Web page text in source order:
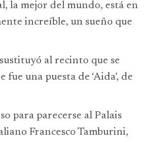
la mejor del mundo, está en
increíble, un sueño que
al recinto que se
una puesta de ‘Aida’, de
para parecerse al Palais
Francesco Tamburini,